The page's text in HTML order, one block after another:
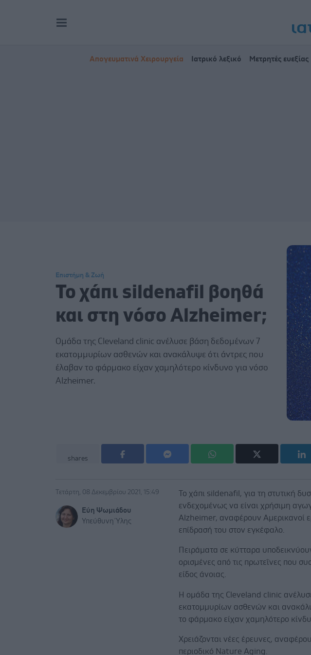
Απογευματινά Χειρουργεία Ιατρικό λεξικό Μετρητές ευεξίας
Επιστήμη & Ζωή
Το χάπι sildenafil βοηθά
και στη νόσο Alzheimer;
Ομάδα της Cleveland clinic ανέλυσε βάση δεδομένων 7
εκατομμυρίων ασθενών και ανακάλυψε ότι άντρες που
έλαβαν το φάρμακο είχαν χαμηλότερο κίνδυνο για νόσο
Alzheimer.
shares
Τετάρτη, 08 Δεκεμβρίου 2021, 15:49
Εύη Ψωμιάδου
Υπεύθυνη Ύλης
Το χάπι sildenafil, για τη στυτική
ενδεχομένως να είναι χρήσιμη
Alzheimer, αναφέρουν Αμερικανοί
επίδρασή του στον εγκέφαλο.
Πειράματα σε κύτταρα
ορισμένες από τις πρωτεΐνες που
είδος άνοιας.
Η ομάδα της Cleveland clinic
εκατομμυρίων ασθενών και
το φάρμακο είχαν χαμηλότερο
Χρειάζονται νέες έρευνες,
περιοδικό Nature Aging.